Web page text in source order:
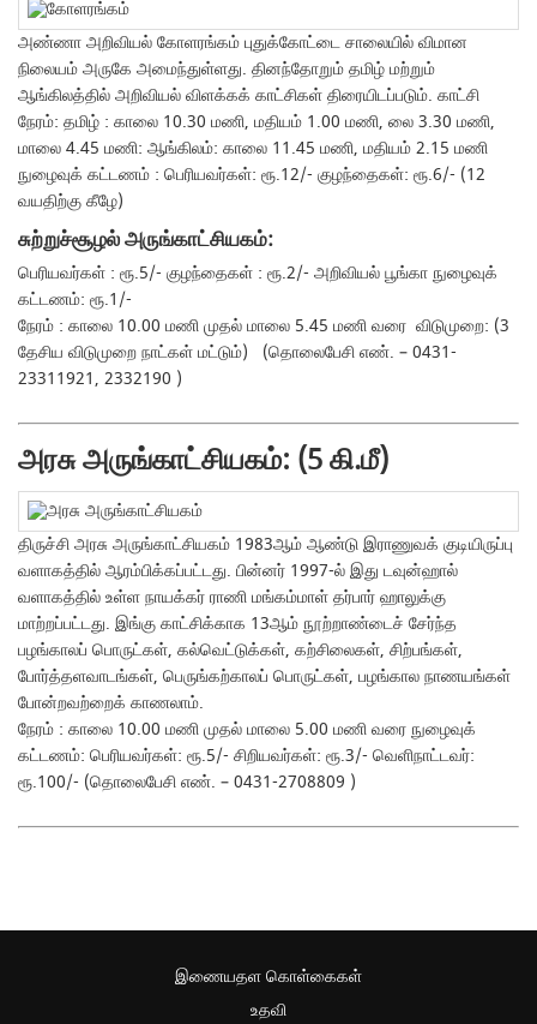
அண்ணா அறிவியல் கோளரங்கம் புதுக்கோட்டை சாலையில் விமான
நிலையம் அருகே அமைந்துள்ளது. தினந்தோறும் தமிழ் மற்றும்
ஆங்கிலத்தில் அறிவியல் விளக்கக் காட்சிகள் திரையிடப்படும். காட்சி
நேரம்: தமிழ் : காலை 10.30 மணி, மதியம் 1.00 மணி, லை 3.30 மணி,
மாலை 4.45 மணி: ஆங்கிலம்: காலை 11.45 மணி, மதியம் 2.15 மணி
நுழைவுக் கட்டணம் : பெரியவர்கள்: ரூ.12/- குழந்தைகள்: ரூ.6/- (12
வயதிற்கு கீழே)
சுற்றுச்சூழல் அருங்காட்சியகம்:
பெரியவர்கள் : ரூ.5/- குழந்தைகள் : ரூ.2/- அறிவியல் பூங்கா நுழைவுக்
கட்டணம்: ரூ.1/-
நேரம் : காலை 10.00 மணி முதல் மாலை 5.45 மணி வரை விடுமுறை: (3
தேசிய விடுமுறை நாட்கள் மட்டும்) (தொலைபேசி எண். – 0431-
23311921, 2332190 )
அரசு அருங்காட்சியகம்: (5 கி.மீ)
திருச்சி அரசு அருங்காட்சியகம் 1983ஆம் ஆண்டு இராணுவக் குடியிருப்பு
வளாகத்தில் ஆரம்பிக்கப்பட்டது. பின்னர் 1997-ல் இது டவுன்ஹால்
வளாகத்தில் உள்ள நாயக்கர் ராணி மங்கம்மாள் தர்பார் ஹாலுக்கு
மாற்றப்பட்டது. இங்கு காட்சிக்காக 13ஆம் நூற்றாண்டைச் சேர்ந்த
பழங்காலப் பொருட்கள், கல்வெட்டுக்கள், கற்சிலைகள், சிற்பங்கள்,
போர்த்தளவாடங்கள், பெருங்கற்காலப் பொருட்கள், பழங்கால நாணயங்கள்
போன்றவற்றைக் காணலாம்.
நேரம் : காலை 10.00 மணி முதல் மாலை 5.00 மணி வரை நுழைவுக்
கட்டணம்: பெரியவர்கள்: ரூ.5/- சிறியவர்கள்: ரூ.3/- வெளிநாட்டவர்:
ரூ.100/- (தொலைபேசி எண். – 0431-2708809 )
இணையதள கொள்கைகள்
உதவி